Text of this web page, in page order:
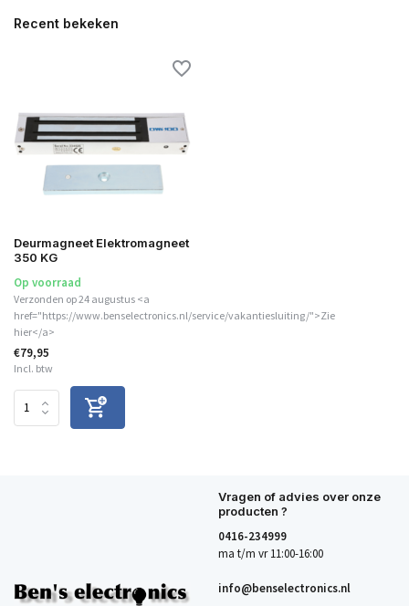
Recent bekeken
Deurmagneet Elektromagneet
350 KG
Op voorraad
Verzonden op 24 augustus <a
href="https://www.benselectronics.nl/service/vakantiesluiting/">Zie
hier</a>
€79,95
Incl. btw
Vragen of advies over onze
producten ?
0416-234999
ma t/m vr 11:00-16:00
info@benselectronics.nl